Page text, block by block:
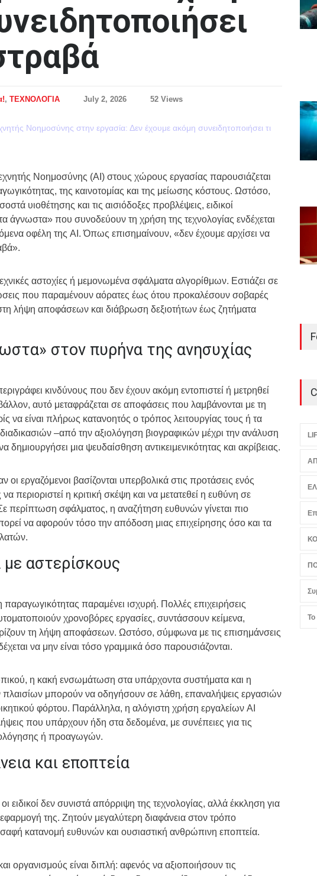
, ΤΕΧΝΟΛΟΓΙΑ July 2, 2026 52 Views
Νοημοσύνης (AI) στους χώρους εργασίας παρουσιάζεται
της καινοτομίας και της μείωσης κόστους. Ωστόσο,
υιοθέτησης και τις αισιόδοξες προβλέψεις, ειδικοί
άγνωστα» που συνοδεύουν τη χρήση της τεχνολογίας ενδέχεται
οφέλη της AI. Όπως επισημαίνουν, «δεν έχουμε αρχίσει να
αστοχίες ή μεμονωμένα σφάλματα αλγορίθμων. Εστιάζει σε
που παραμένουν αόρατες έως ότου προκαλέσουν σοβαρές
λήψη αποφάσεων και διάβρωση δεξιοτήτων έως ζητήματα
στον πυρήνα της ανησυχίας
κινδύνους που δεν έχουν ακόμη εντοπιστεί ή μετρηθεί
αυτό μεταφράζεται σε αποφάσεις που λαμβάνονται με τη
να είναι πλήρως κατανοητός ο τρόπος λειτουργίας τους ή τα
–από την αξιολόγηση βιογραφικών μέχρι την ανάλυση
μια ψευδαίσθηση αντικειμενικότητας και ακρίβειας.
οι εργαζόμενοι βασίζονται υπερβολικά στις προτάσεις ενός
περιοριστεί η κριτική σκέψη και να μετατεθεί η ευθύνη σε
περίπτωση σφάλματος, η αναζήτηση ευθυνών γίνεται πιο
να αφορούν τόσο την απόδοση μιας επιχείρησης όσο και τα
αστερίσκους
παραμένει ισχυρή. Πολλές επιχειρήσεις
χρονοβόρες εργασίες, συντάσσουν κείμενα,
τη λήψη αποφάσεων. Ωστόσο, σύμφωνα με τις επισημάνσεις
να μην είναι τόσο γραμμικά όσο παρουσιάζονται.
η κακή ενσωμάτωση στα υπάρχοντα συστήματα και η
μπορούν να οδηγήσουν σε λάθη, επαναλήψεις εργασιών
φόρτου. Παράλληλα, η αλόγιστη χρήση εργαλείων AI
που υπάρχουν ήδη στα δεδομένα, με συνέπειες για τις
ή προαγωγών.
και εποπτεία
ειδικοί δεν συνιστά απόρριψη της τεχνολογίας, αλλά έκκληση για
της. Ζητούν μεγαλύτερη διαφάνεια στον τρόπο
κατανομή ευθυνών και ουσιαστική ανθρώπινη εποπτεία.
οργανισμούς είναι διπλή: αφενός να αξιοποιήσουν τις
Το